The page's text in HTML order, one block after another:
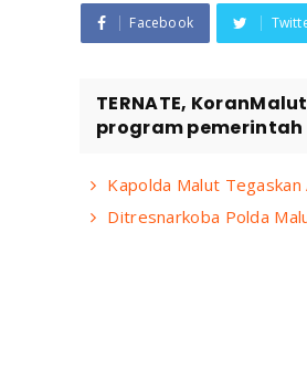
Facebook
TERNATE,
program
Kapolda Malut
Ditresnarkoba Polda